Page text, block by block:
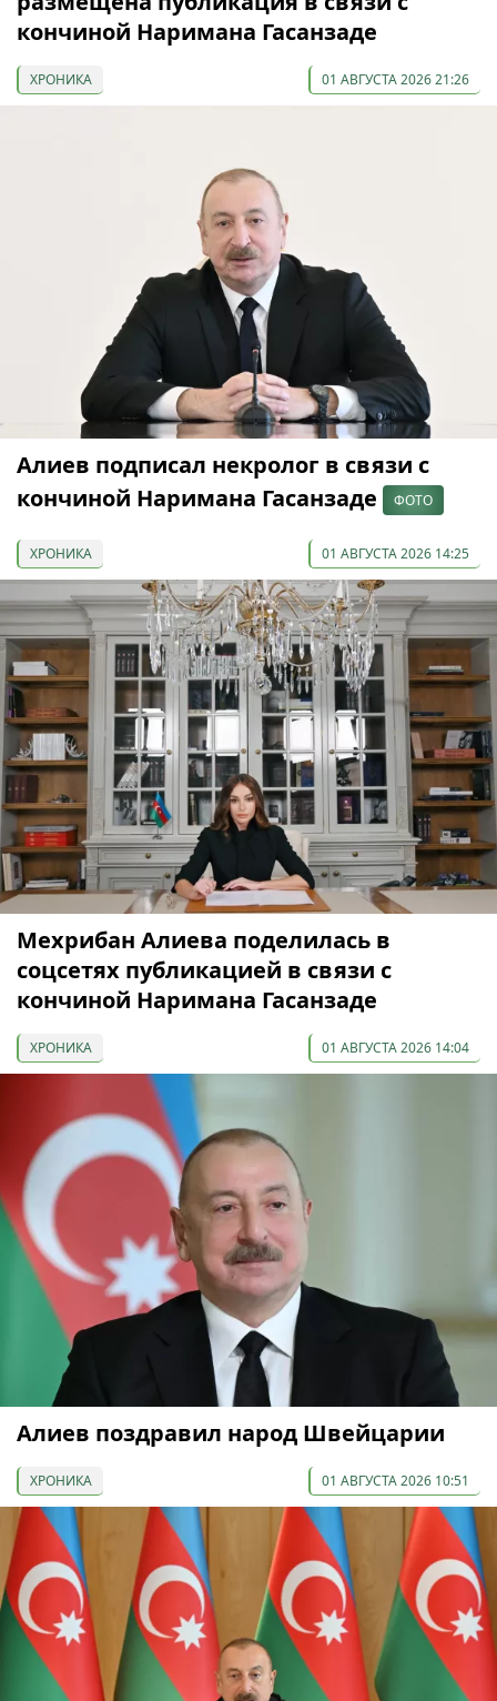
кончиной Наримана Гасанзаде
ХРОНИКА 01 АВГУСТА 2026 21:26
Алиев подписал некролог в связи с
кончиной Наримана Гасанзаде
ФОТО
ХРОНИКА 01 АВГУСТА 2026 14:25
Мехрибан Алиева поделилась в
соцсетях публикацией в связи с
кончиной Наримана Гасанзаде
ХРОНИКА 01 АВГУСТА 2026 14:04
Алиев поздравил народ Швейцарии
ХРОНИКА 01 АВГУСТА 2026 10:51